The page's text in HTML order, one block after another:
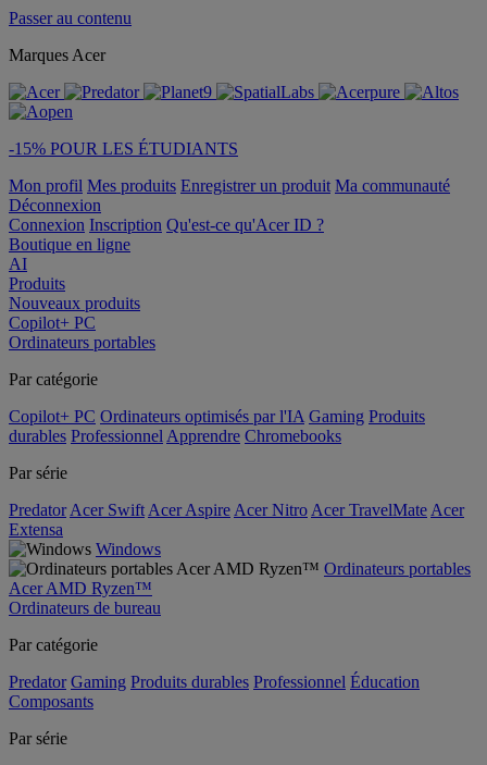
Passer au contenu
Marques Acer
-15% POUR LES ÉTUDIANTS
Mon profil Mes produits Enregistrer un produit Ma communauté
Déconnexion
Connexion Inscription Qu'est-ce qu'Acer ID ?
Boutique en ligne
AI
Produits
Nouveaux produits
Copilot+ PC
Ordinateurs portables
Par catégorie
Copilot+ PC Ordinateurs optimisés par l'IA Gaming Produits
durables Professionnel Apprendre Chromebooks
Par série
Predator Acer Swift Acer Aspire Acer Nitro Acer TravelMate Acer
Extensa
Windows
Ordinateurs portables
Acer AMD Ryzen™
Ordinateurs de bureau
Par catégorie
Predator Gaming Produits durables Professionnel Éducation
Composants
Par série